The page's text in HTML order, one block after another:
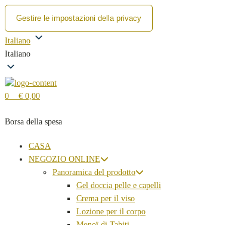
Gestire le impostazioni della privacy
Salta
al
contenuto
Italiano
Italiano
0 € 0,00
Borsa della spesa
CASA
NEGOZIO ONLINE
Panoramica del prodotto
Gel doccia pelle e capelli
Crema per il viso
Lozione per il corpo